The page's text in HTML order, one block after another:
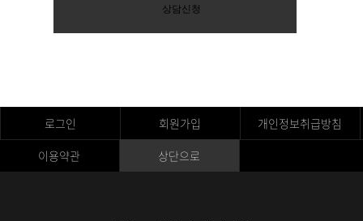
로그인 회원가입
개인정보취급방침
이용약관
상단으로